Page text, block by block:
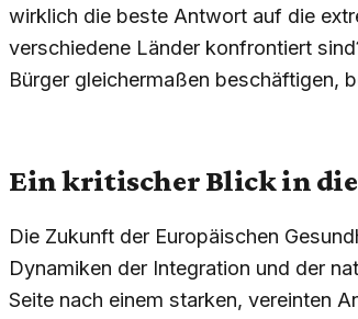
wirklich die beste Antwort auf die
verschiedene Länder konfrontiert
Bürger gleichermaßen beschäftigen,
Ein kritischer Blick in
Die Zukunft der Europäischen
Dynamiken der Integration und der
Seite nach einem starken, vereinten